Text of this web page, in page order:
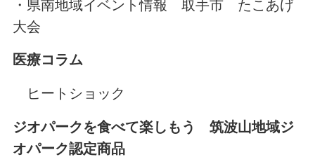
・県南地域イベント情報 取手市 たこあげ
大会
医療コラム
ヒートショック
ジオパークを食べて楽しもう 筑波山地域ジ
オパーク認定商品